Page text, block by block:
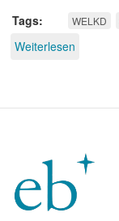
Tags WELKD
Weiterlesen